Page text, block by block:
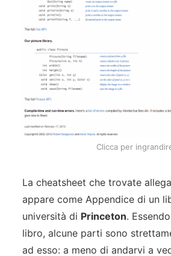
Clicca per
La cheatsheet che trovate
appare come Appendice di un
università di Princeton.
libro, alcune parti sono
ad esso: a meno di andarvi a